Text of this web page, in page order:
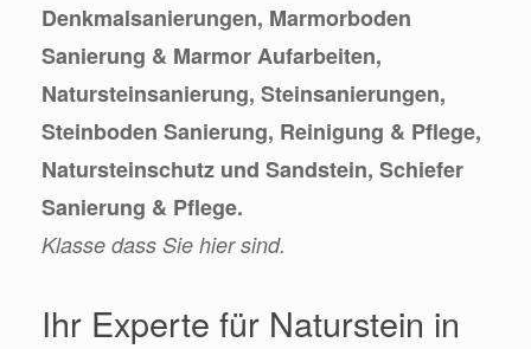
Denkmalsanierungen, Marmorboden
Sanierung & Marmor Aufarbeiten,
Natursteinsanierung, Steinsanierungen,
Steinboden Sanierung, Reinigung & Pflege,
Natursteinschutz und Sandstein, Schiefer
Sanierung & Pflege.
Klasse dass Sie hier sind.
Ihr Experte für Naturstein in